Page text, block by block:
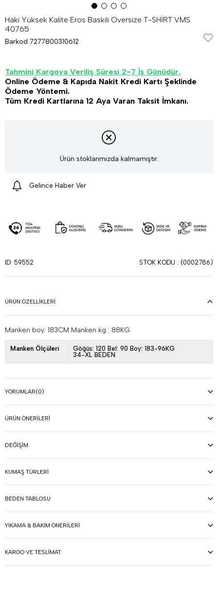
Haki Yüksek Kalite Eros Baskılı Oversize T-SHİRT VMS
40765
Barkod 7277800310612
Tahmini Kargoya Veriliş Süresi 2-7 İş Günüdür.
Online Ödeme & Kapıda Nakit Kredi Kartı Şeklinde
Ödeme Yöntemi.
Tüm Kredi Kartlarına 12 Aya Varan Taksit İmkanı.
Ürün stoklarımızda kalmamıştır.
Gelince Haber Ver
ID: 59552 STOK KODU (0002786)
ÜRÜN ÖZELLIKLERI
Manken boy: 183CM Manken kg : 88KG
Manken Ölçüleri
Göğüs: 120 Bel: 90 Boy: 183-96KG
34-XL BEDEN
YORUMLAR(0)
ÜRÜN ÖNERILERI
DEĞIŞIM
KUMAŞ TÜRLERI
BEDEN TABLOSU
YIKAMA & BAKIM ÖNERILERI
KARGO VE TESLIMAT